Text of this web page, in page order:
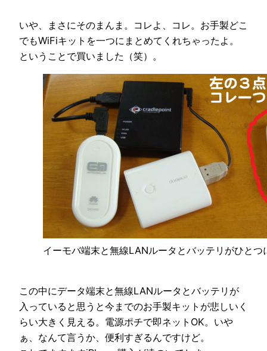
いや、まさにそのまんま。コレよ、コレ。お手製どこ
でもWiFiキットを一つにまとめてくれちゃったよ。
ということで買いました（笑）。
イーモバ端末と無線LANルータとバッテリがひとつ
この中にデータ端末と無線LANルータとバッテリが
入っていると思うと今までのお手製キットが悲しいく
らい大きく見える。電源ポチで即ネットOK。いや
ぁ、なんて言うか、便利すぎるんですけど。